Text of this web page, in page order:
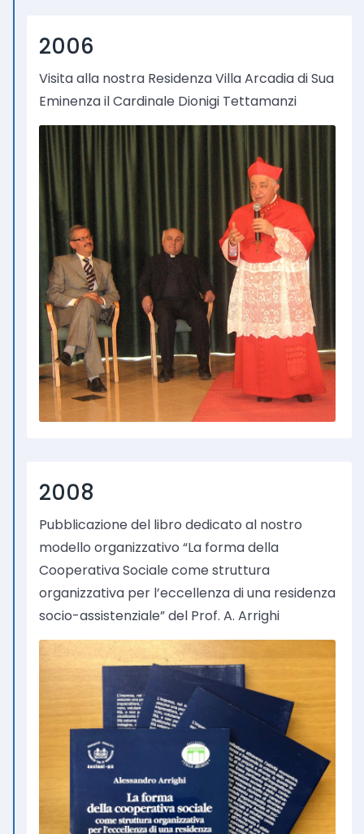
2006
Visita alla nostra Residenza Villa Arcadia di Sua
Eminenza il Cardinale Dionigi Tettamanzi
2008
Pubblicazione del libro dedicato al nostro
modello organizzativo “La forma della
Cooperativa Sociale come struttura
organizzativa per l’eccellenza di una residenza
socio-assistenziale” del Prof. A. Arrighi